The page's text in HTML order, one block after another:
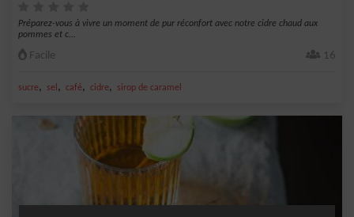
Préparez-vous à vivre un moment de pur réconfort avec notre cidre chaud aux
pommes et c...
Facile 16
sucre, sel , café, cidre, sirop de caramel